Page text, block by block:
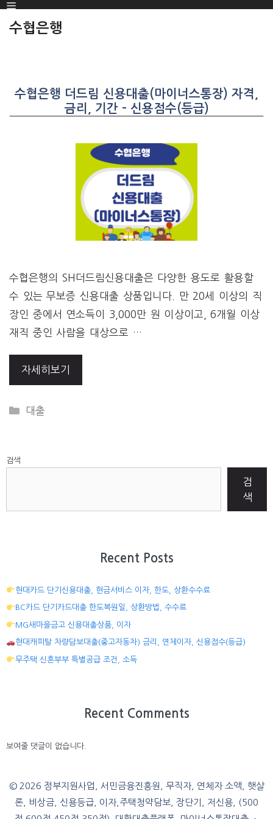
SKIP
TO
Menu
수협은행
수협은행 더드림 신용대출(마이너스통장) 자격,
금리, 기간 – 신용점수(등급)
수협은행의 SH더드림신용대출은 다양한 용도로 활용할
수 있는 무보증 신용대출 상품입니다. 만 20세 이상의 직
장인 중에서 연소득이 3,000만 원 이상이고, 6개월 이상
재직 중인 사람을 대상으로 …
자세히보기
CATEGORIES
대출
검색
검
색
Recent Posts
현대카드 단기신용대출, 현금서비스 이자, 한도, 상환수수료
BC카드 단기카드대출 한도복원일, 상환방법, 수수료
MG새마을금고 신용대출상품, 이자
현대캐피탈 차량담보대출(중고자동차) 금리, 연체이자, 신용점수(등급)
무주택 신혼부부 특별공급 조건, 소득
Recent Comments
보여줄 댓글이 없습니다.
© 2026 정부지원사업, 서민금융진흥원, 무직자, 연체자 소액, 햇살
론, 비상금, 신용등급, 이자,주택청약담보, 장단기, 저신용, (500